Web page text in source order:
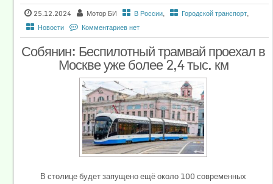
25.12.2024 Мотор БИ В России, Городской транспорт,
Новости
Комментариев нет
Собянин: Беспилотный трамвай проехал в
Москве уже более 2,4 тыс. км
В столице будет запущено ещё около 100 современных